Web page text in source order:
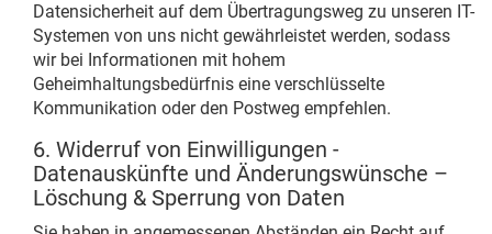
Datensicherheit auf dem Übertragungsweg zu unseren IT-
Systemen von uns nicht gewährleistet werden, sodass
wir bei Informationen mit hohem
Geheimhaltungsbedürfnis eine verschlüsselte
Kommunikation oder den Postweg empfehlen.
6. Widerruf von Einwilligungen -
Datenauskünfte und Änderungswünsche –
Löschung & Sperrung von Daten